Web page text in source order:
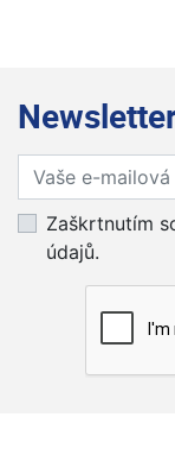
Přihlaste se k
Zaškrtnutím
údajů.